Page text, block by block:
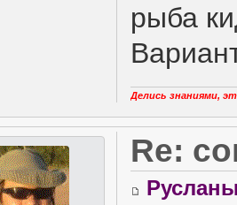
рыба
Делись знаниями,
Re: